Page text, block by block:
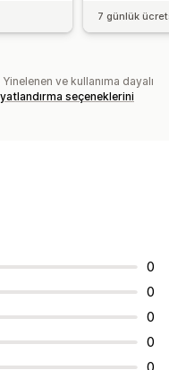
Hoş geldiniz mesajları
Sohbet akışları
7 günlük
ve kullanıma dayalı
seçeneklerini
0
0
0
0